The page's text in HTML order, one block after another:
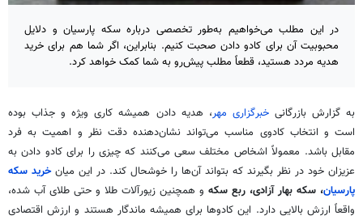
در این مطلب می‌خواهیم به‌طور تخصصی درباره سکه پارسیان و دلایل
محبوبیت آن برای کادو دادن صحبت کنیم. بنابراین، اگر شما هم برای خرید
هدیه مردد هستید، قطعاً مطلب پیش‌رو به شما کمک خواهد کرد.
به گزارش بازرگانی خبرگزاری مهر، هدیه دادن همیشه کاری ویژه و جذاب بوده
است و انتخاب کادوی مناسب می‌تواند نشان‌دهنده دقت نظر و اهمیت به فرد
مقابل باشد. معمولاً اشخاص مختلفسعی می‌کنند که چیزی را برای کادو دادن به
عزیزان خود در نظر بگیرند که بتواند آن‌ها را خوشحال کند. در این میان خرید سکه
پارسیان، سکه بهار آزادی، ربع سکه و همچنین زیورآلات طلا و حتی طلای آب شده،
واقعاً ارزش بالایی دارد. این کادوها برای همیشه ماندگار هستند و ارزش اقتصادی